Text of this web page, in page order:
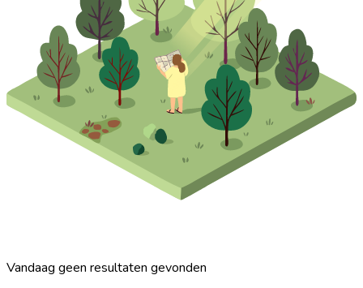
Vandaag geen resultaten gevonden